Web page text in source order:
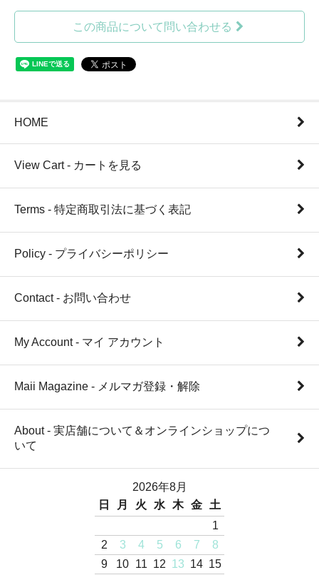
この商品について問い合わせる
HOME
View Cart - カートを見る
Terms - 特定商取引法に基づく表記
Policy - プライバシーポリシー
Contact - お問い合わせ
My Account - マイ アカウント
Maii Magazine - メルマガ登録・解除
About - 実店舗について＆オンラインショップにつ
いて
2026年8月
日
月 火 水 木 金
土
1
2
3 4 5 6 7
8
9
10 11 12 13 14 15